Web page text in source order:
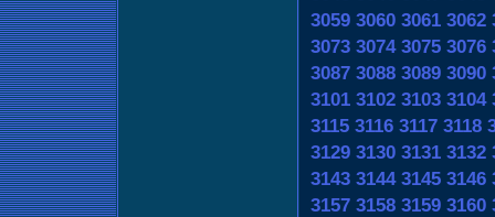
3059 3060 3061 3062
3073 3074 3075 3076
3087 3088 3089 3090
3101 3102 3103 3104
3115 3116 3117 3118
3129 3130 3131 3132
3143 3144 3145 3146
3157 3158 3159 3160